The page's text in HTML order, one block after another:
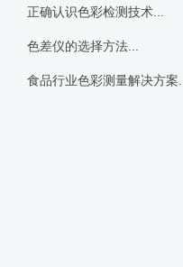
正确认识色彩检测技术...
色差仪的选择方法...
食品行业色彩测量解决方案...